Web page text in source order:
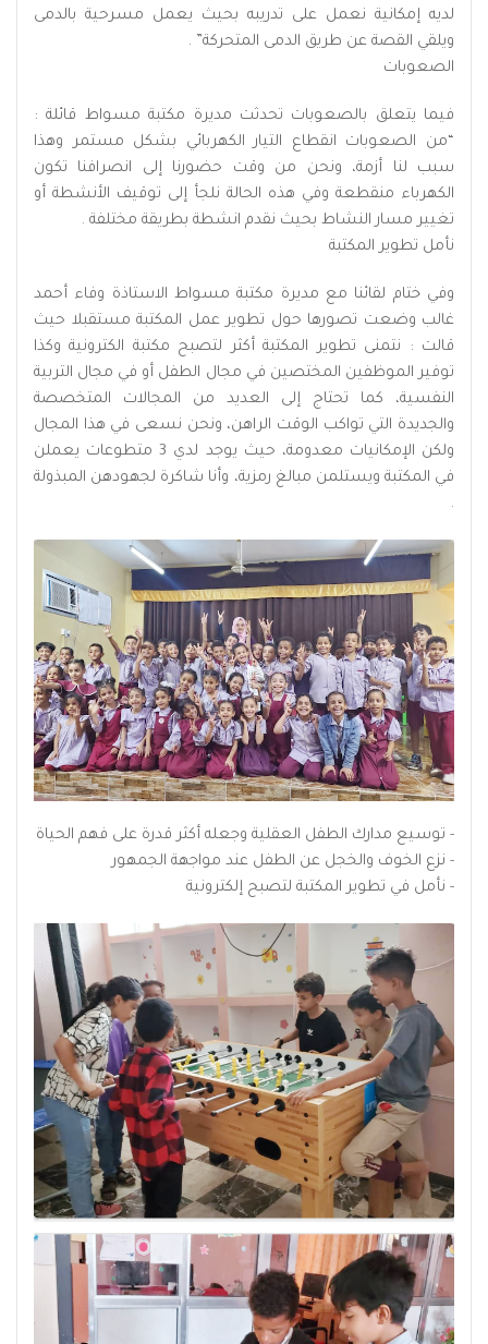
لديه إمكانية نعمل على تدريبه بحيث يعمل مسرحية بالدمى
ويلقي القصة عن طريق الدمى المتحركة” .
الصعوبات
فيما يتعلق بالصعوبات تحدثت مديرة مكتبة مسواط قائلة :
“من الصعوبات انقطاع التيار الكهربائي بشكل مستمر وهذا
سبب لنا أزمة، ونحن من وقت حضورنا إلى انصرافنا تكون
الكهرباء منقطعة وفي هذه الحالة نلجأ إلى توقيف الأنشطة أو
تغيير مسار النشاط بحيث نقدم انشطة بطريقة مختلفة .
نأمل تطوير المكتبة
وفي ختام لقائنا مع مديرة مكتبة مسواط الاستاذة وفاء أحمد
غالب وضعت تصورها حول تطوير عمل المكتبة مستقبلا حيث
قالت : نتمنى تطوير المكتبة أكثر لتصبح مكتبة الكترونية وكذا
توفير الموظفين المختصين في مجال الطفل أو في مجال التربية
النفسية، كما تحتاج إلى العديد من المجالات المتخصصة
والجديدة التي تواكب الوقت الراهن، ونحن نسعى في هذا المجال
ولكن الإمكانيات معدومة، حيث يوجد لدي 3 متطوعات يعملن
في المكتبة ويستلمن مبالغ رمزية، وأنا شاكرة لجهودهن المبذولة
.
- توسيع مدارك الطفل العقلية وجعله أكثر قدرة على فهم الحياة
- نزع الخوف والخجل عن الطفل عند مواجهة الجمهور
- نأمل في تطوير المكتبة لتصبح إلكترونية